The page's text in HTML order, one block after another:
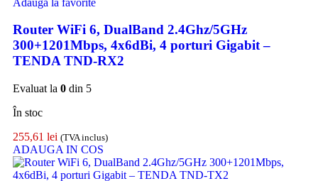
Router WiFi 6, DualBand 2.4Ghz/5GHz
300+1201Mbps, 4x6dBi, 4 porturi Gigabit –
TENDA TND-RX2
Evaluat la 0 din 5
În stoc
255,61 lei (TVA inclus)
ADAUGA IN COS